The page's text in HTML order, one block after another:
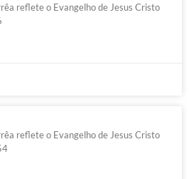
reflete o Evangelho de Jesus Cristo
reflete o Evangelho de Jesus Cristo